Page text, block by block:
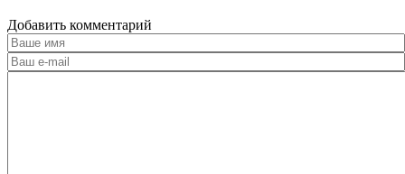
Добавить комментарий